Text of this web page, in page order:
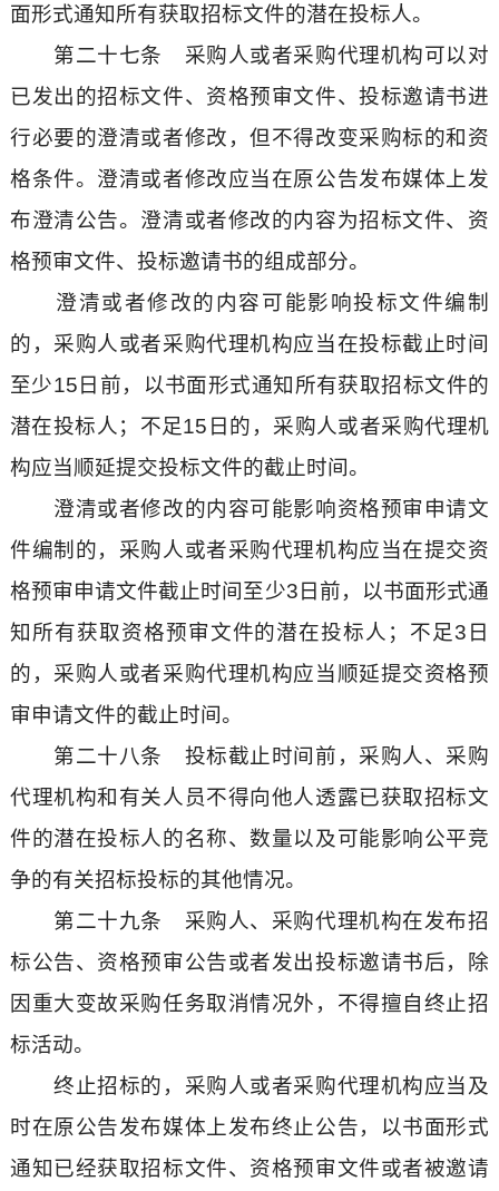
面形式通知所有获取招标文件的潜在投标人。
第二十七条 采购人或者采购代理机构可以对
已发出的招标文件、资格预审文件、投标邀请书进
行必要的澄清或者修改，但不得改变采购标的和资
格条件。澄清或者修改应当在原公告发布媒体上发
布澄清公告。澄清或者修改的内容为招标文件、资
格预审文件、投标邀请书的组成部分。
澄清或者修改的内容可能影响投标文件编制
的，采购人或者采购代理机构应当在投标截止时间
至少15日前，以书面形式通知所有获取招标文件的
潜在投标人；不足15日的，采购人或者采购代理机
构应当顺延提交投标文件的截止时间。
澄清或者修改的内容可能影响资格预审申请文
件编制的，采购人或者采购代理机构应当在提交资
格预审申请文件截止时间至少3日前，以书面形式通
知所有获取资格预审文件的潜在投标人；不足3日
的，采购人或者采购代理机构应当顺延提交资格预
审申请文件的截止时间。
第二十八条 投标截止时间前，采购人、采购
代理机构和有关人员不得向他人透露已获取招标文
件的潜在投标人的名称、数量以及可能影响公平竞
争的有关招标投标的其他情况。
第二十九条 采购人、采购代理机构在发布招
标公告、资格预审公告或者发出投标邀请书后，除
因重大变故采购任务取消情况外，不得擅自终止招
标活动。
终止招标的，采购人或者采购代理机构应当及
时在原公告发布媒体上发布终止公告，以书面形式
通知已经获取招标文件、资格预审文件或者被邀请